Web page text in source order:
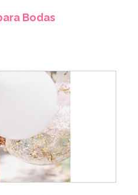
Bodas